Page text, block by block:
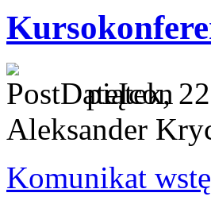
piątek,
Aleksander
Komunikat